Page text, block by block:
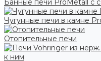
Банные печи ProMetall с
Чугунные печи в камне
Отопительные печи